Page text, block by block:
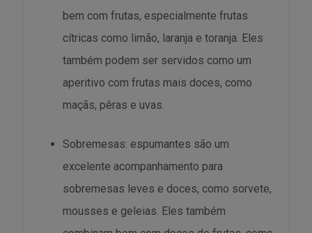
bem com frutas, especialmente frutas
cítricas como limão, laranja e toranja. Eles
também podem ser servidos como um
aperitivo com frutas mais doces, como
maçãs, pêras e uvas.
Sobremesas: espumantes são um
excelente acompanhamento para
sobremesas leves e doces, como sorvete,
mousses e geleias. Eles também